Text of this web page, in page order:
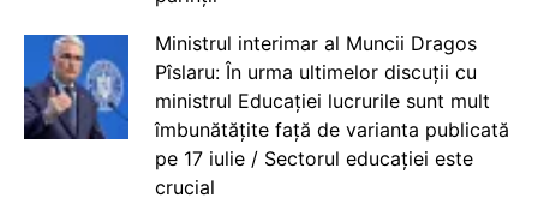
Ministrul interimar al Muncii Dragos
Pîslaru: În urma ultimelor discuții cu
ministrul Educației lucrurile sunt mult
îmbunătățite față de varianta publicată
pe 17 iulie / Sectorul educației este
crucial